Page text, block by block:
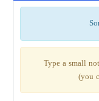
Type a small
(you